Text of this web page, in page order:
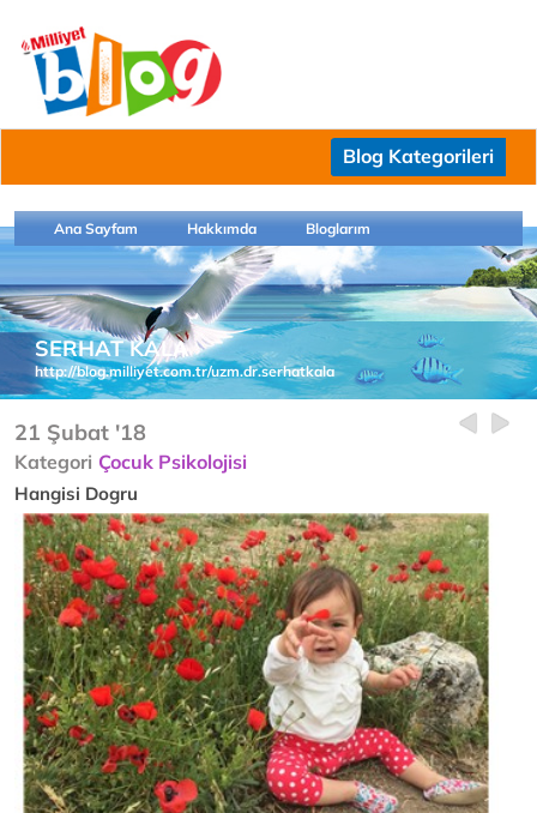
Blog Kategorileri
Ana Sayfam Hakkımda Bloglarım
SERHAT KALA
http://blog.milliyet.com.tr/uzm.dr.serhatkala
21 Şubat '18
Kategori Çocuk Psikolojisi
Hangisi Dogru